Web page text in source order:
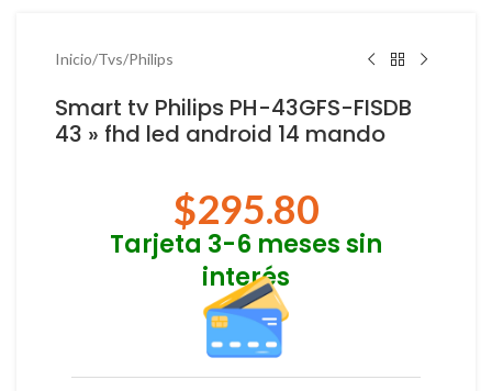
Inicio/Tvs/Philips
Smart tv Philips PH-43GFS-FISDB
43 » fhd led android 14 mando
$295.80
Tarjeta 3-6 meses sin
interés